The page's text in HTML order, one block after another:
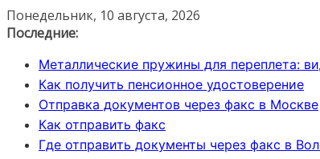
Перейти
к
Понедельник, 10 августа, 2026
Последние:
Металлические пружины для переплета:
Как получить пенсионное удостоверение
Отправка документов через факс в Москве
Как отправить факс
Где отправить документы через факс в